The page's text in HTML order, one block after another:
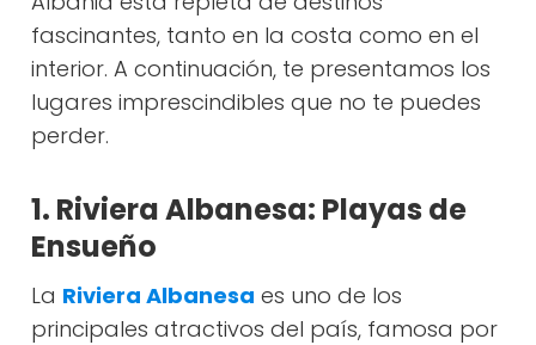
fascinantes, tanto en la costa como en el
interior. A continuación, te presentamos los
lugares imprescindibles que no te puedes
perder.
1. Riviera Albanesa: Playas de
Ensueño
La Riviera Albanesa es uno de los
principales atractivos del país, famosa por